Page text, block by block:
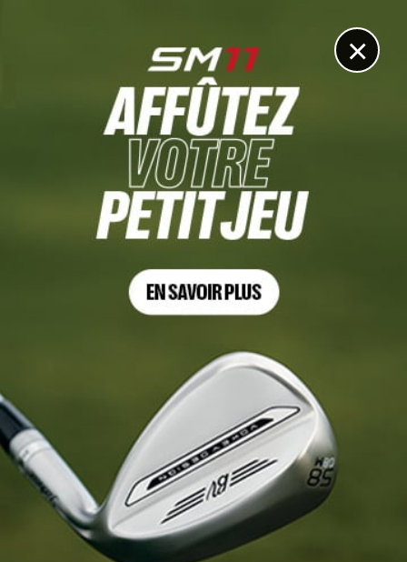
×
LACOSTE LADIES OPEN DE FRANCE